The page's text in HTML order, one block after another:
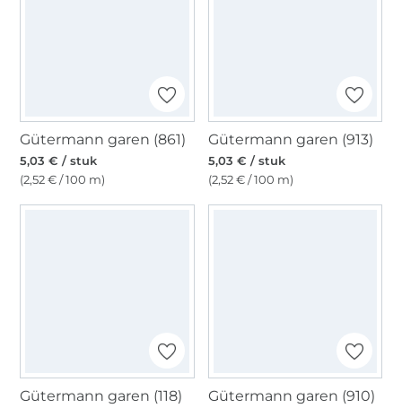
Gütermann garen (861)
5,03 € / stuk
(2,52 € / 100 m)
Gütermann garen (913)
5,03 € / stuk
(2,52 € / 100 m)
Gütermann garen (118) Gütermann garen (910)